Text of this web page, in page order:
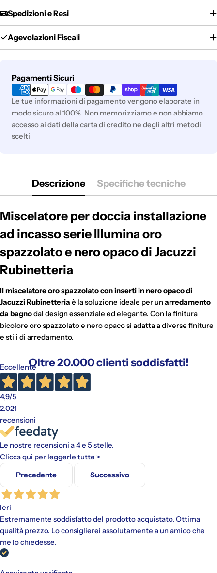
Spedizioni e Resi
Agevolazioni Fiscali
Pagamenti Sicuri
Metodi
di
pagamento
Le tue informazioni di pagamento vengono elaborate in
modo sicuro al 100%. Non memorizziamo e non abbiamo
accesso ai dati della carta di credito ne degli altri metodi
scelti.
Descrizione Specifiche tecniche
Miscelatore per doccia installazione
ad incasso serie Illumina oro
spazzolato e nero opaco di Jacuzzi
Rubinetteria
Il miscelatore oro spazzolato con inserti in nero opaco di
Jacuzzi Rubinetteria è la soluzione ideale per un arredamento
da bagnodal design essenziale ed elegante. Con la finitura
bicolore oro spazzolato e nero opaco si adatta a diverse finiture
e stili di arredamento.
Oltre 20.000 clienti soddisfatti!
Eccellente
4,9/5
2.021
recensioni
Le nostre recensioni a 4 e 5 stelle.
Clicca qui per leggerle tutte >
Precedente
Successivo
Ieri
Estremamente soddisfatto del prodotto acquistato. Ottima
qualità prezzo. Lo consiglierei assolutamente a un amico che
me lo chiedesse.